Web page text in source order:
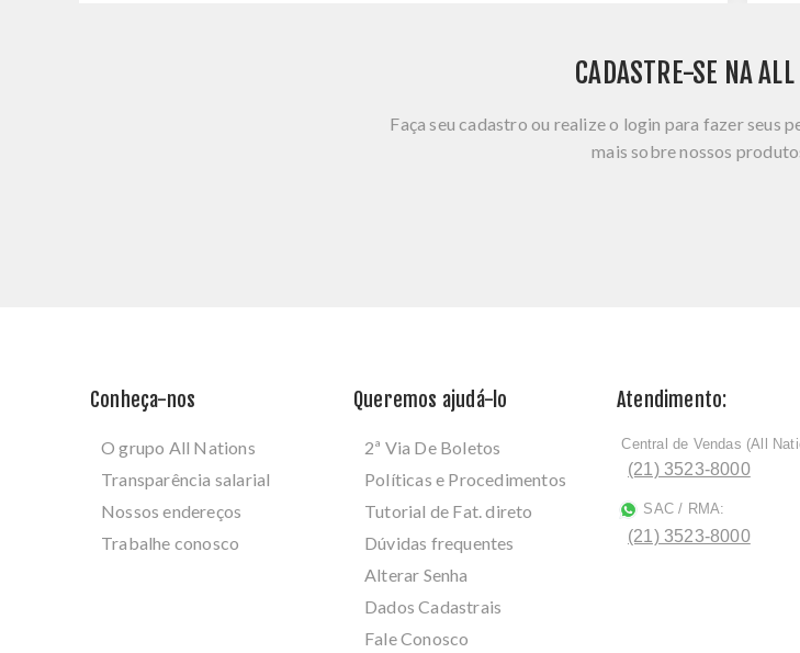
CADASTRE-SE NA
Faça seu cadastro ou realize o login para fazer seus
mais sobre nossos
Conheça-nos
O grupo All Nations
Transparência salarial
Nossos endereços
Trabalhe conosco
Queremos ajudá-lo
2ª Via De Boletos
Políticas e Procedimentos
Tutorial de Fat. direto
Dúvidas frequentes
Alterar Senha
Dados Cadastrais
Fale Conosco
Atendimento:
ﾠCentral de Vendas (All
(21) 3523-8000
SAC / RMA:
(21) 3523-8000